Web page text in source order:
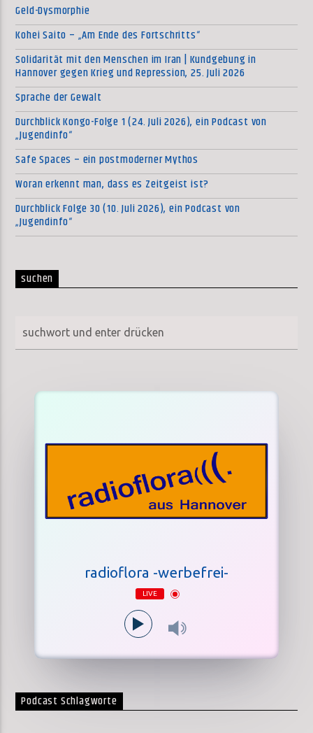
Geld-Dysmorphie
Kohei Saito – „Am Ende des Fortschritts“
Solidarität mit den Menschen im Iran | Kundgebung in
Hannover gegen Krieg und Repression, 25. Juli 2026
Sprache der Gewalt
Durchblick Kongo-Folge 1 (24. Juli 2026), ein Podcast von
„Jugendinfo“
Safe Spaces – ein postmoderner Mythos
Woran erkennt man, dass es Zeitgeist ist?
Durchblick Folge 30 (10. Juli 2026), ein Podcast von
„Jugendinfo“
suchen
radioflora -werbefrei-
LIVE
Podcast Schlagworte